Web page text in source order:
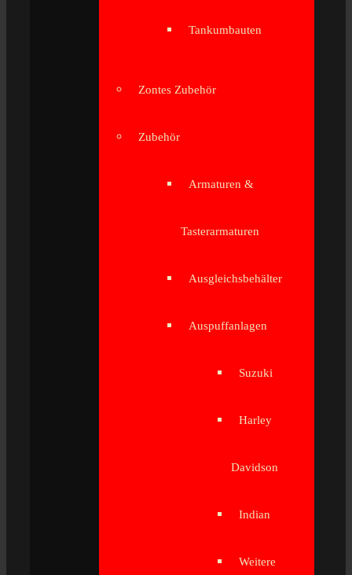
Tankumbauten
Zontes Zubehör
Zubehör
Armaturen &
Tasterarmaturen
Ausgleichsbehälter
Auspuffanlagen
Suzuki
Harley
Davidson
Indian
Weitere